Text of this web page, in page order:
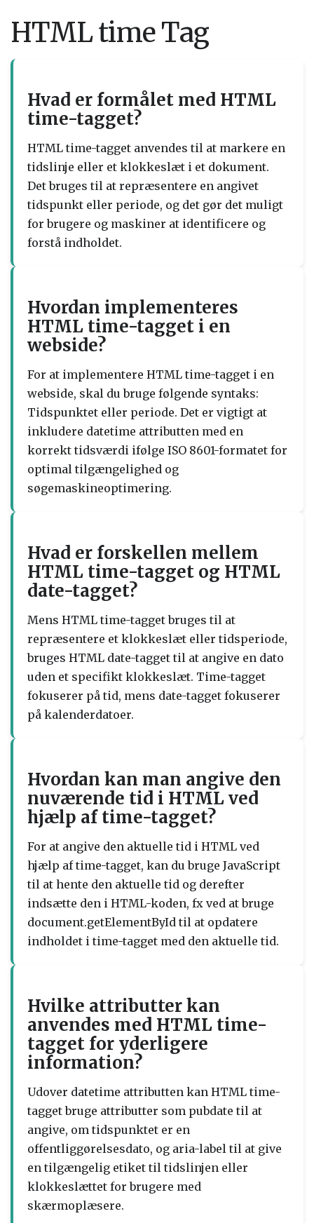
HTML time Tag
Hvad er formålet med HTML
time-tagget?
HTML time-tagget anvendes til at markere en
tidslinje eller et klokkeslæt i et dokument.
Det bruges til at repræsentere en angivet
tidspunkt eller periode, og det gør det muligt
for brugere og maskiner at identificere og
forstå indholdet.
Hvordan implementeres
HTML time-tagget i en
webside?
For at implementere HTML time-tagget i en
webside, skal du bruge følgende syntaks:
Tidspunktet eller periode. Det er vigtigt at
inkludere datetime attributten med en
korrekt tidsværdi ifølge ISO 8601-formatet for
optimal tilgængelighed og
søgemaskineoptimering.
Hvad er forskellen mellem
HTML time-tagget og HTML
date-tagget?
Mens HTML time-tagget bruges til at
repræsentere et klokkeslæt eller tidsperiode,
bruges HTML date-tagget til at angive en dato
uden et specifikt klokkeslæt. Time-tagget
fokuserer på tid, mens date-tagget fokuserer
på kalenderdatoer.
Hvordan kan man angive den
nuværende tid i HTML ved
hjælp af time-tagget?
For at angive den aktuelle tid i HTML ved
hjælp af time-tagget, kan du bruge JavaScript
til at hente den aktuelle tid og derefter
indsætte den i HTML-koden, fx ved at bruge
document.getElementById til at opdatere
indholdet i time-tagget med den aktuelle tid.
Hvilke attributter kan
anvendes med HTML time-
tagget for yderligere
information?
Udover datetime attributten kan HTML time-
tagget bruge attributter som pubdate til at
angive, om tidspunktet er en
offentliggørelsesdato, og aria-label til at give
en tilgængelig etiket til tidslinjen eller
klokkeslættet for brugere med
skærmoplæsere.